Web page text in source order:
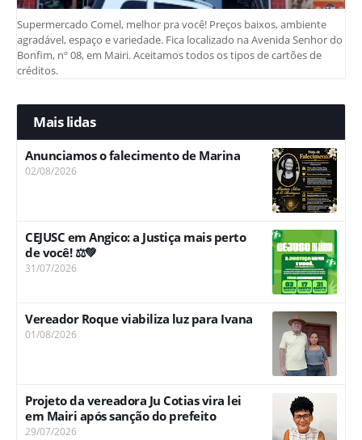
Supermercado Comel, melhor pra você! Preços baixos, ambiente
agradável, espaço e variedade. Fica localizado na Avenida Senhor do
Bonfim, nº 08, em Mairi. Aceitamos todos os tipos de cartões de
créditos.
Mais lidas
Anunciamos o falecimento de Marina
02/08/2026
CEJUSC em Angico: a Justiça mais perto
de você! ⚖️💚
31/07/2026
Vereador Roque viabiliza luz para Ivana
01/08/2026
Projeto da vereadora Ju Cotias vira lei
em Mairi após sanção do prefeito
29/07/2026